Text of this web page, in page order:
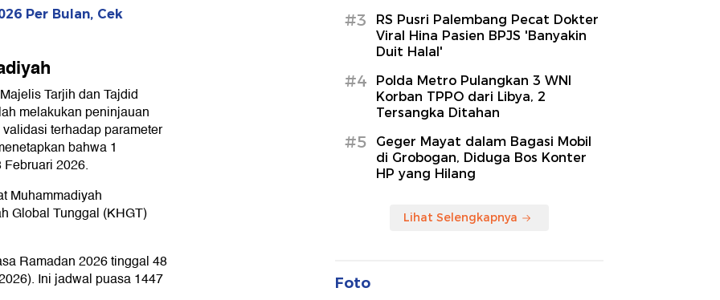
Per Bulan, Cek
Tarjih dan Tajdid
melakukan peninjauan
terhadap parameter
bahwa 1
2026.
Muhammadiyah
Global Tunggal (KHGT)
Ramadan 2026 tinggal 48
Ini jadwal puasa 1447
#3
RS Pusri Palembang Pecat Dokter
Viral Hina Pasien BPJS 'Banyakin
Duit Halal'
#4
Polda Metro Pulangkan 3 WNI
Korban TPPO dari Libya, 2
Tersangka Ditahan
#5
Geger Mayat dalam Bagasi Mobil
di Grobogan, Diduga Bos Konter
HP yang Hilang
Lihat Selengkapnya
Foto